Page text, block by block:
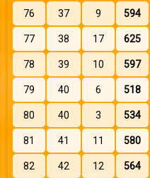
76
37 9 594
77
38 17 625
78
39 10 597
79
40 6 518
80
40 3 534
81
41 11 580
82
42 12 564